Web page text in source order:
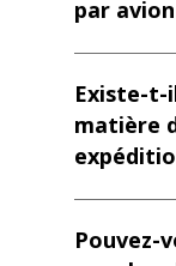
par
Existe-t-
matière
Pouvez-